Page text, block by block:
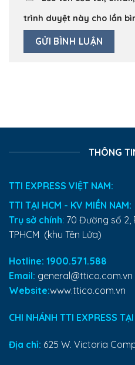
trình duyệt này cho lần
THÔNG
TTI EXPRESS VIỆT NAM:
TTI TẠI HCM - KV MIỀN NAM:
Trụ sở chính: 70 Đường số 2,
TPHCM (khu Tên Lửa)
Hotline: 1900.571.588
Email: general@ttico.com.vn
Website:www.ttico.com.vn
CHI NHÁNH TTI EXPRESS
Địa chỉ: 625 W. Victoria